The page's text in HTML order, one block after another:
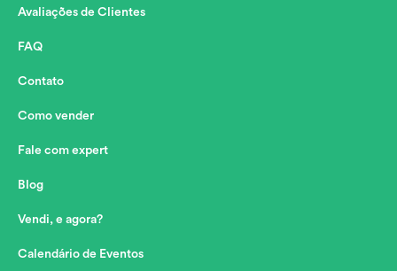
Avaliações de Clientes
FAQ
Contato
Como vender
Fale com expert
Blog
Vendi, e agora?
Calendário de Eventos